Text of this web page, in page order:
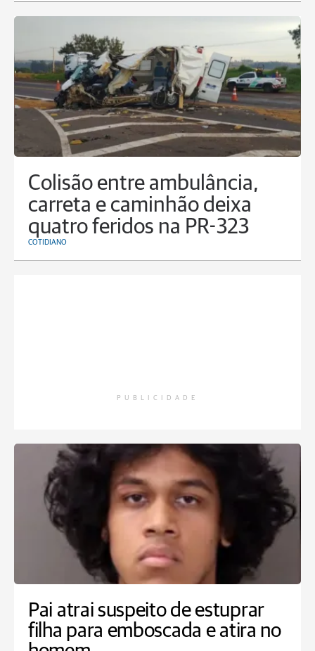
Colisão entre ambulância,
carreta e caminhão deixa
quatro feridos na PR-323
COTIDIANO
PUBLICIDADE
Pai atrai suspeito de estuprar
filha para emboscada e atira no